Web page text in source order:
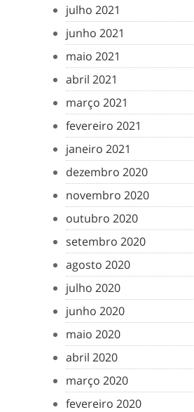
julho 2021
junho 2021
maio 2021
abril 2021
março 2021
fevereiro 2021
janeiro 2021
dezembro 2020
novembro 2020
outubro 2020
setembro 2020
agosto 2020
julho 2020
junho 2020
maio 2020
abril 2020
março 2020
fevereiro 2020